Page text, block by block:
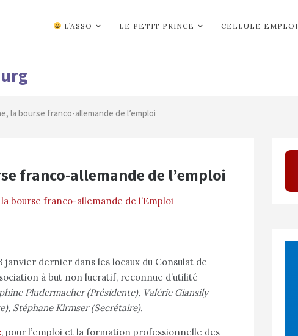
L’ASSO LE PETIT PRINCE CELLULE EMPLOI
la bourse franco-allemande de l’emploi
franco-allemande de l’emploi
bourse franco-allemande de l’Emploi
dernier dans les locaux du Consulat de
à but non lucratif, reconnue d’utilité
Pludermacher (Présidente), Valérie Giansily
Stéphane Kirmser (Secrétaire).
, pour l’emploi et la formation professionnelle des